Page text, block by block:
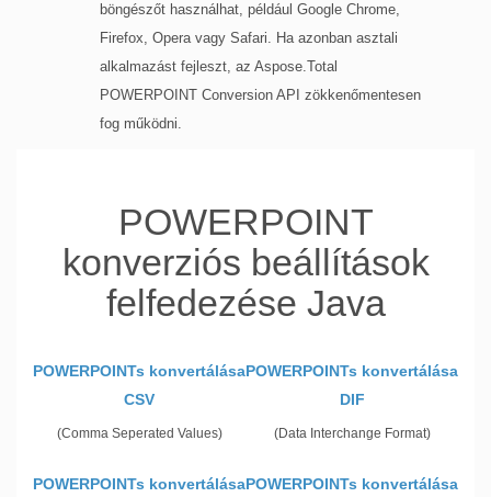
böngészőt használhat, például Google Chrome,
Firefox, Opera vagy Safari. Ha azonban asztali
alkalmazást fejleszt, az Aspose.Total
POWERPOINT Conversion API zökkenőmentesen
fog működni.
POWERPOINT
konverziós beállítások
felfedezése Java
POWERPOINTs konvertálása
CSV
(Comma Seperated Values)
POWERPOINTs konvertálása
DIF
(Data Interchange Format)
POWERPOINTs konvertálásaPOWERPOINTs konvertálása